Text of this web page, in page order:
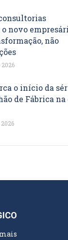
o novo
não
2026
o início da
de Fábrica na